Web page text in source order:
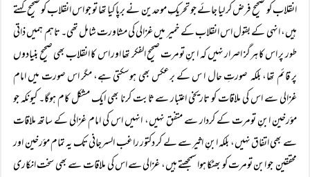
انقلاب کو صحیح فرض کر لیا جائے جو تحریکِ موحدین نے برپا کیا تھا تو جو اس انقلاب کو صحیح کہتے
ہیں، انہی کے بقول اس انقلاب کے خمیر میں غزالی کی مشاورت شامل تھی۔ تاہم ہمیں ذاتی
طور پر اس کا ہرگز اصرار نہیں کہ ابنِ تومرت صحیح الفکر تھا اور اس کا انقلاب بھی صحیح بنیادوں
پر قائم تھا، بلکہ صورتِ حال ا س کے برعکس بھی ہوسکتی ہے، مگر اس صورت میں امام
غزالی سے اس کی ملاقات کو تاریخی اعتبار سے ثابت کرنا بھی ایک مشکل کام ہوگا۔ کیونکہ جو
مؤرخین ابنِ تومرت کے کردار سے متفق نہیں، انہیں اس کی امام غزالی کے ساتھ ملاقات
سے بھی اتفاق نہیں، بلکہ ابنِ اثیر سے لے کر دکتور راغب السرجانی تک یہ تمام مؤرخین اور
محققین جو ابن تومرت کو بھٹکا ہوا سمجھتے ہیں، غزالی سے اس کی ملاقات سے بھی سخت انکاری